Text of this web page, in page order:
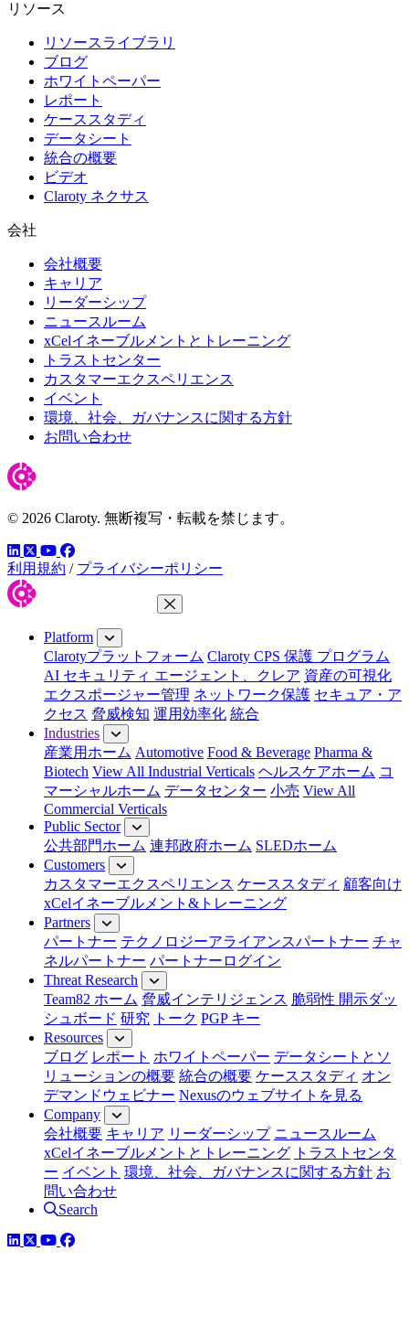
リソース
リソースライブラリ
ブログ
ホワイトペーパー
レポート
ケーススタディ
データシート
統合の概要
ビデオ
Claroty ネクサス
会社
会社概要
キャリア
リーダーシップ
ニュースルーム
xCelイネーブルメントとトレーニング
トラストセンター
カスタマーエクスペリエンス
イベント
環境、社会、ガバナンスに関する方針
お問い合わせ
© 2026 Claroty. 無断複写・転載を禁じます。
LinkedIn
ツイッター
YouTube
Facebook
利用規約 / プライバシーポリシー
Close Menu
Platform
Clarotyプラットフォーム Claroty CPS 保護 プログラム
AI セキュリティ エージェント、クレア 資産の可視化
エクスポージャー管理 ネットワーク保護 セキュア・ア
クセス 脅威検知 運用効率化 統合
Industries
産業用ホーム Automotive Food & Beverage Pharma &
Biotech View All Industrial Verticals ヘルスケアホーム コ
マーシャルホーム データセンター 小売 View All
Commercial Verticals
Public Sector
公共部門ホーム 連邦政府ホーム SLEDホーム
Customers
カスタマーエクスペリエンス ケーススタディ 顧客向け
xCelイネーブルメント&トレーニング
Partners
パートナー テクノロジーアライアンスパートナー チャ
ネルパートナー パートナーログイン
Threat Research
Team82 ホーム 脅威インテリジェンス 脆弱性 開示ダッ
シュボード 研究 トーク PGP キー
Resources
ブログ レポート ホワイトペーパー データシートとソ
リューションの概要 統合の概要 ケーススタディ オン
デマンドウェビナー Nexusのウェブサイトを見る
Company
会社概要 キャリア リーダーシップ ニュースルーム
xCelイネーブルメントとトレーニング トラストセンタ
ー イベント 環境、社会、ガバナンスに関する方針 お
問い合わせ
Search
LinkedIn
ツイッター
YouTube
Facebook